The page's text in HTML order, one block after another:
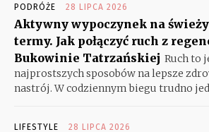
PODRÓŻE 28 LIPCA 2026
Aktywny wypoczynek na
termy. Jak połączyć ruch z
Bukowinie Tatrzańskiej Ruch to
najprostszych sposobów na lepsze
nastrój. W codziennym biegu trudno
LIFESTYLE 28 LIPCA 2026